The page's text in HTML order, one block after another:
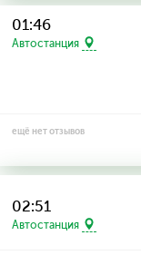
01:46
Автостанция
ещё нет отзывов
02:51
Автостанция